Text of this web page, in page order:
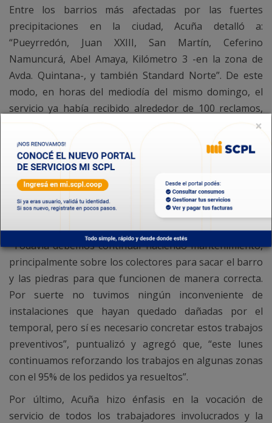
Entre los barrios más afectadas por las fuertes
precipitaciones en la ciudad, Acuña detalló a:
“Pueyrredón, Juan XXIII, San Martín, Ceferino
Namuncurá, Abel Amaya, Kilómetro 3 -en la zona de
Avda. Quintana-, y también Standard Norte”. De este
modo, en horas del mediodía del mismo domingo, el
servicio ya había recibido alrededor de 100 reclamos,
“para asistir estos reclamos, hay que dividir el trabajo
en varias etapas: tenemos cuadrillas que señalan con
vallas las bocas de registro afectadas o los baches que
se tornan puntos peligrosos, después, las cuadrillas de
varilleros, son quienes destapan las obstrucciones de la
red, excepto en los casos en que se vuelve necesario
usar camiones vactor”, destacó el jefe del servicio.
“Todavía debemos continuar haciendo mantenimiento,
principalmente sobre los colectores para sacar el barro
y las piedras para que funcionen de manera correcta.
Por suerte no tuvimos ningún inconveniente de
instalaciones que hayan quedado dañadas por el
temporal, pero sí es necesario concretar estos trabajos
preventivos”, puntualizó y agregó que, “este lunes
continuamos reforzando los trabajos en algunas zonas
con el 95% de los pedidos ya resueltos”.
Por último, Acuña hizo énfasis en la vocación de
servicio de todos los trabajadores involucrados y la
×